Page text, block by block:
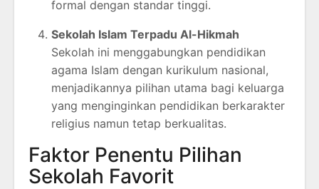
formal dengan standar tinggi.
Sekolah Islam Terpadu Al-Hikmah
Sekolah ini menggabungkan pendidikan
agama Islam dengan kurikulum nasional,
menjadikannya pilihan utama bagi keluarga
yang menginginkan pendidikan berkarakter
religius namun tetap berkualitas.
Faktor Penentu Pilihan
Sekolah Favorit